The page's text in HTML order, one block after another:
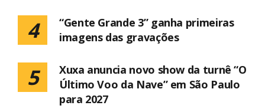
4
“Gente Grande 3” ganha primeiras
imagens das gravações
5
Xuxa anuncia novo show da turnê “O
Último Voo da Nave” em São Paulo
para 2027